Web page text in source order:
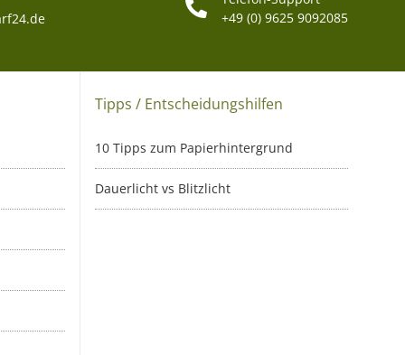
+49 (0) 9625 9092085
Tipps / Entscheidungshilfen
10 Tipps zum Papierhintergrund
Dauerlicht vs Blitzlicht